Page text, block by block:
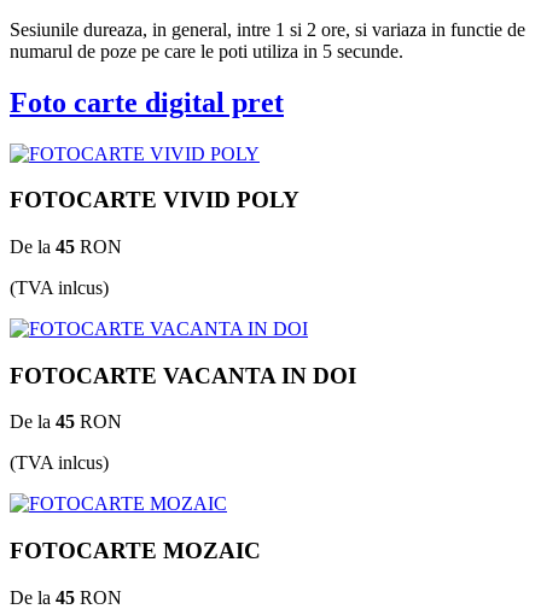
Sesiunile dureaza, in general, intre 1 si 2 ore, si variaza in functie de
numarul de poze pe care le poti utiliza in 5 secunde.
Foto carte digital pret
FOTOCARTE VIVID POLY
De la 45 RON
(TVA inlcus)
FOTOCARTE VACANTA IN DOI
De la 45 RON
(TVA inlcus)
FOTOCARTE MOZAIC
De la 45 RON